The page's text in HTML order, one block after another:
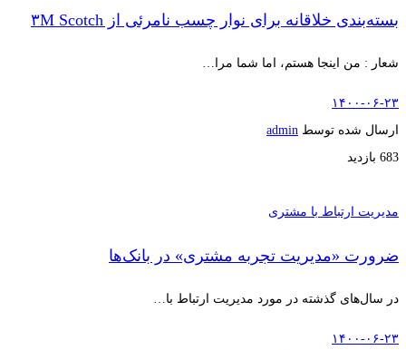
بسته‌بندی خلاقانه برای نوار چسب نامرئی از ۳M Scotch
شعار : من اینجا هستم، اما شما مرا…
۱۴۰۰-۰۶-۲۳
ارسال شده توسط admin
683 بازدید
مدیریت ارتباط با مشتری
ضرورت «مدیریت تجربه مشتری» در بانک‌ها
در سال‌های گذشته در مورد مدیریت ارتباط با…
۱۴۰۰-۰۶-۲۳